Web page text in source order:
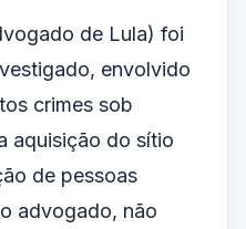
de Lula) foi
envolvido
crimes sob
aquisição do sítio
de pessoas
advogado, não